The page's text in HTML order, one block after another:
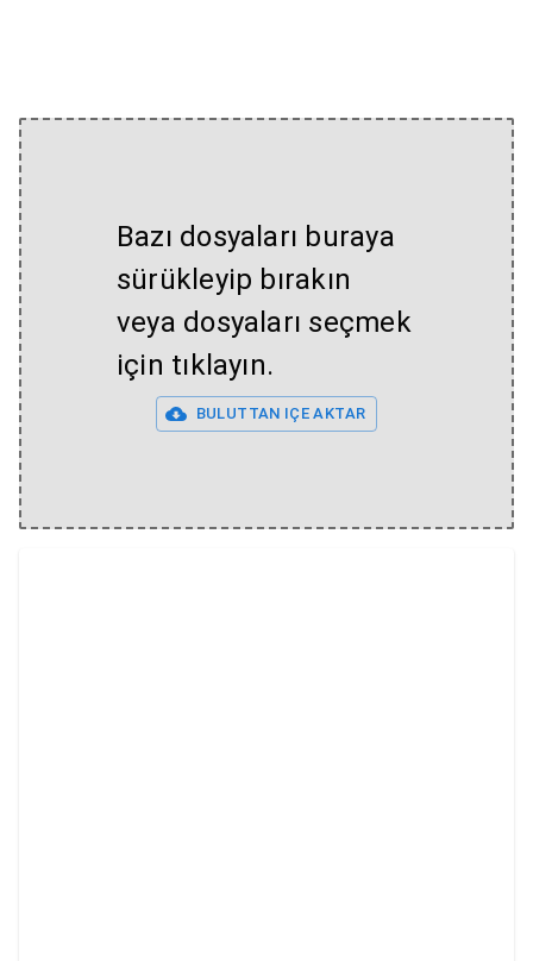
Bazı dosyaları buraya
sürükleyip bırakın
veya dosyaları seçmek
için tıklayın.
BULUTTAN IÇE AKTAR